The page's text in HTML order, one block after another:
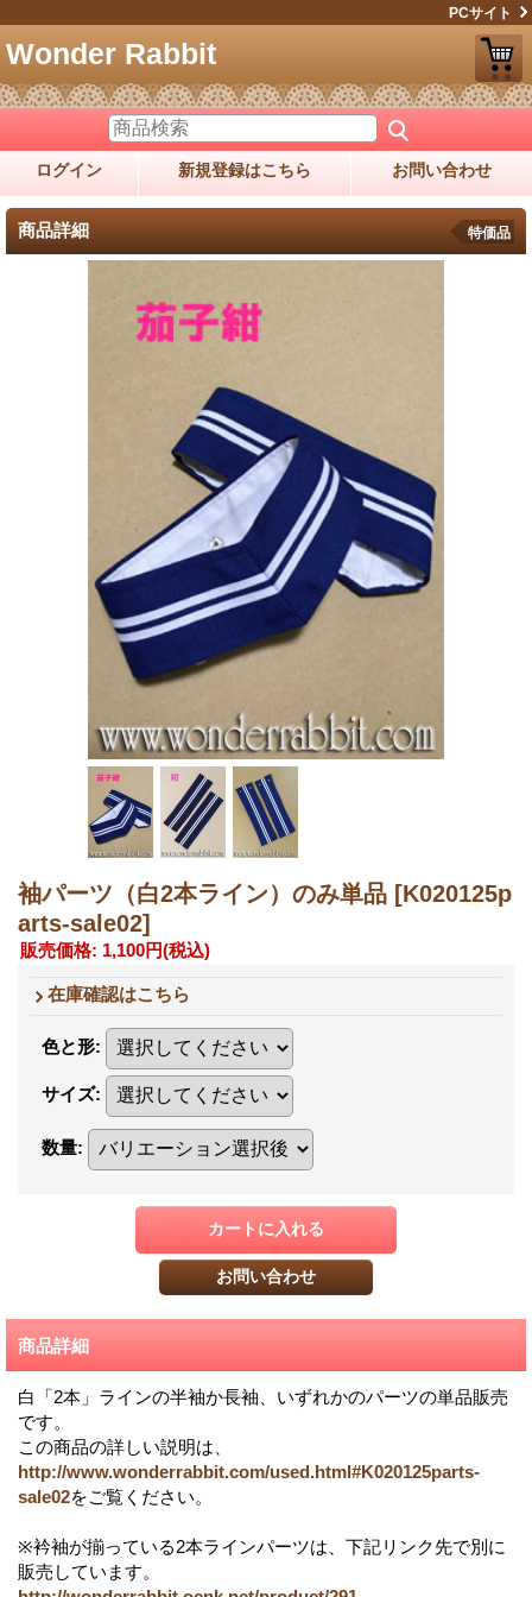
PCサイト
Wonder Rabbit
ログイン 新規登録はこちら お問い合わせ
商品詳細 特価品
袖パーツ（白2本ライン）のみ単品 [K020125p
arts-sale02]
販売価格: 1,100円(税込)
在庫確認はこちら
色と形:
サイズ:
数量:
商品詳細
白「2本」ラインの半袖か長袖、いずれかのパーツの単品販売
です。
この商品の詳しい説明は、
http://www.wonderrabbit.com/used.html#K020125parts-
sale02をご覧ください。
※衿袖が揃っている2本ラインパーツは、下記リンク先で別に
販売しています。